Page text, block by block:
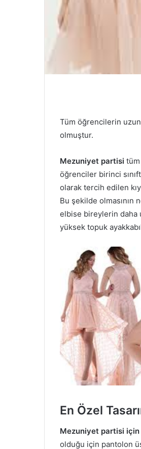
Tüm öğrencilerin
olmuştur.
Mezuniyet partisi
öğrenciler birinci
olarak tercih edilen
Bu şekilde olmasının
elbise bireylerin daha
yüksek topuk
En Özel
Mezuniyet partisi
olduğu için pantolon